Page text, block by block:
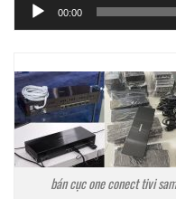
00:00
bán cục one conect tivi